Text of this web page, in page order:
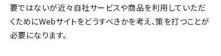
要ではないが近々自社サービスや商品を利用していただ
くためにWebサイトをどうすべきかを考え、策を打つことが
必要になります。